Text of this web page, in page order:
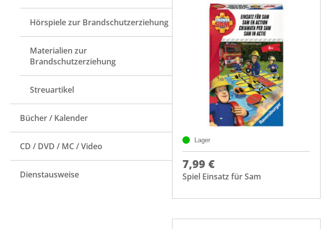
Hörspiele zur Brandschutzerziehung
Materialien zur
Brandschutzerziehung
Streuartikel
Bücher / Kalender
CD / DVD / MC / Video
Dienstausweise
Lager
7,99 €
Spiel Einsatz für Sam